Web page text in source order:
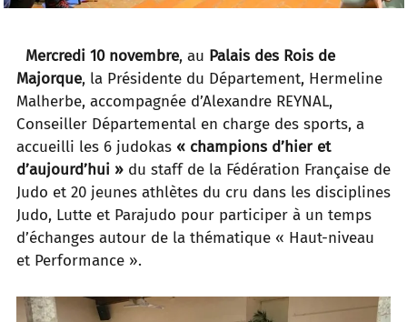
Mercredi 10 novembre, au Palais des Rois de
Majorque, la Présidente du Département, Hermeline
Malherbe, accompagnée d’Alexandre REYNAL,
Conseiller Départemental en charge des sports, a
accueilli les 6 judokas « champions d’hier et
d’aujourd’hui » du staff de la Fédération Française de
Judo et 20 jeunes athlètes du cru dans les disciplines
Judo, Lutte et Parajudo pour participer à un temps
d’échanges autour de la thématique « Haut-niveau
et Performance ».